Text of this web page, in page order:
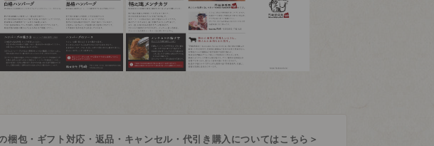
梱包・ギフト対応・返品・キャンセル・代引き購入についてはこちら＞